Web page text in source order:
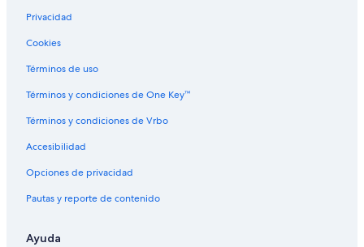
Hoteles cerca de Tabernáculo de San Jorge
Hoteles con traslado del/al aeropuerto en Bloomington
Hoteles con casino en Distrito histórico de St. George
Hoteles románticos en Distrito histórico de St. George
Hoteles con bar en Distrito histórico de St. George
Hoteles con cocina en Distrito histórico de St. George
Privacidad
Cookies
Términos de uso
Términos y condiciones de One Key™
Términos y condiciones de Vrbo
Accesibilidad
Opciones de privacidad
Pautas y reporte de contenido
Ayuda